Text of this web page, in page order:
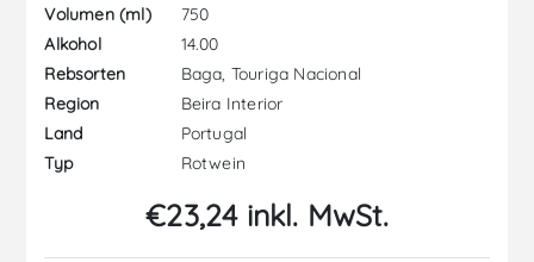
Volumen (ml)
750
Alkohol
14.00
Rebsorten
Baga, Touriga Nacional
Region
Beira Interior
Land
Portugal
Typ
Rotwein
€23,24 inkl. MwSt.